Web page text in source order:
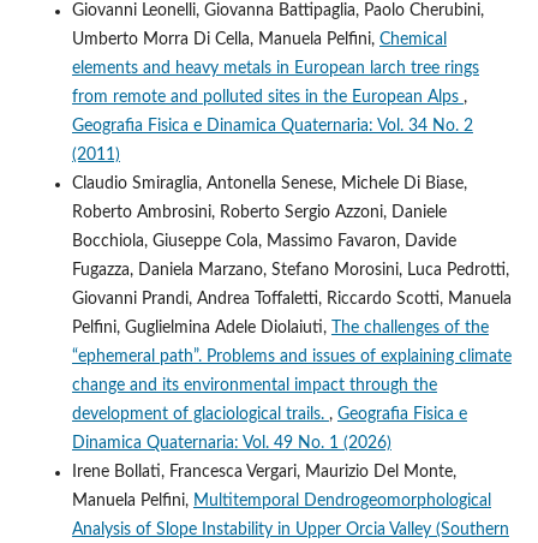
Giovanni Leonelli, Giovanna Battipaglia, Paolo Cherubini,
Umberto Morra Di Cella, Manuela Pelfini, Chemical
elements and heavy metals in European larch tree rings
from remote and polluted sites in the European Alps ,
Geografia Fisica e Dinamica Quaternaria: Vol. 34 No. 2
(2011)
Claudio Smiraglia, Antonella Senese, Michele Di Biase,
Roberto Ambrosini, Roberto Sergio Azzoni, Daniele
Bocchiola, Giuseppe Cola, Massimo Favaron, Davide
Fugazza, Daniela Marzano, Stefano Morosini, Luca Pedrotti,
Giovanni Prandi, Andrea Toffaletti, Riccardo Scotti, Manuela
Pelfini, Guglielmina Adele Diolaiuti,
The challenges of the
“ephemeral path”. Problems and issues of explaining climate
change and its environmental impact through the
development of glaciological trails. , Geografia Fisica e
Dinamica Quaternaria: Vol. 49 No. 1 (2026)
Irene Bollati, Francesca Vergari, Maurizio Del Monte,
Manuela Pelfini, Multitemporal Dendrogeomorphological
Analysis of Slope Instability in Upper Orcia Valley (Southern